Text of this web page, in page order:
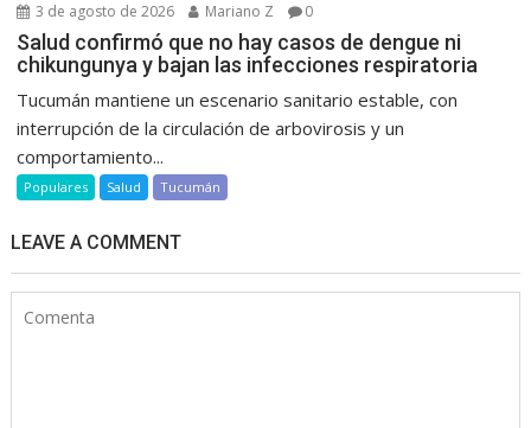
3 de agosto de 2026 Mariano Z 0
Salud confirmó que no hay casos de dengue ni
chikungunya y bajan las infecciones respiratoria
Tucumán mantiene un escenario sanitario estable, con
interrupción de la circulación de arbovirosis y un
comportamiento...
Populares Salud Tucumán
LEAVE A COMMENT